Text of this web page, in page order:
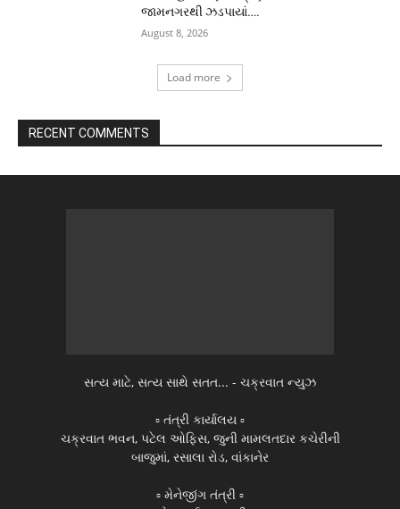
જામનગરથી ઝડપાયાં….
August 8, 2026
Load more
RECENT COMMENTS
સત્ય માટે, સત્ય સાથે સતત... - ચક્રવાત ન્યુઝ
▫️ તંત્રી કાર્યાલય ▫️
ચક્રવાત ભવન, પટેલ ઓફિસ, જુની મામલતદાર કચેરીની
બાજુમાં, રસાલા રોડ, વાંકાનેર
▫️ મેનેજીંગ તંત્રી ▫️